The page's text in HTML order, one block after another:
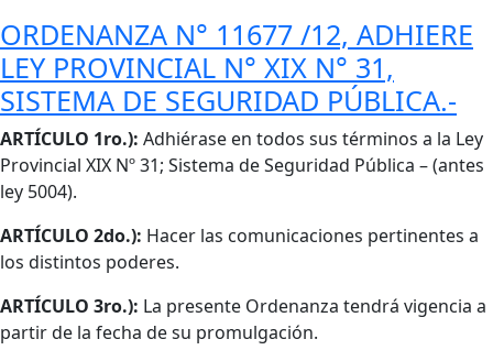
ORDENANZA N° 11677 /12, ADHIERE
LEY PROVINCIAL N° XIX N° 31,
SISTEMA DE SEGURIDAD PÚBLICA.-
Cuerpo
ARTÍCULO 1ro.): Adhiérase en todos sus términos a la Ley
Provincial XIX Nº 31; Sistema de Seguridad Pública – (antes
ley 5004).
ARTÍCULO 2do.): Hacer las comunicaciones pertinentes a
los distintos poderes.
ARTÍCULO 3ro.): La presente Ordenanza tendrá vigencia a
partir de la fecha de su promulgación.